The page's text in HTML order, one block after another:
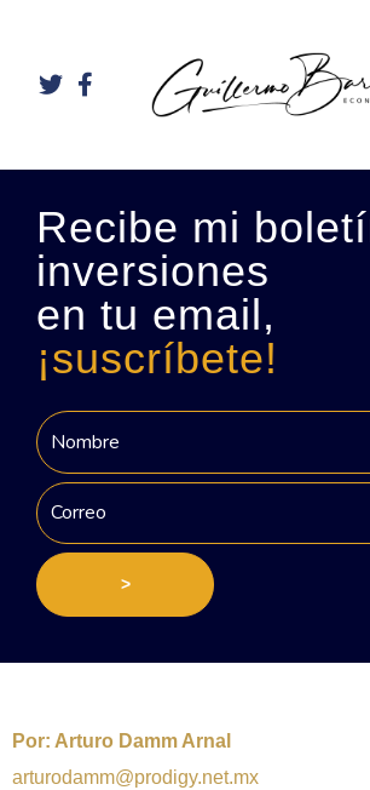
Recibe mi
inversiones
en tu email,
¡suscríbete!
>
Por: Arturo Damm Arnal
arturodamm@prodigy.net.mx